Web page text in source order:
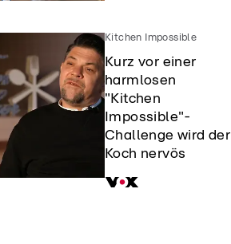
Kitchen Impossible
Kurz vor einer
harmlosen
"Kitchen
Impossible"-
Challenge wird der
Koch nervös